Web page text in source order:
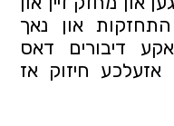
און נאך
דיבורים דאס
אזעלכע חיזוק אז